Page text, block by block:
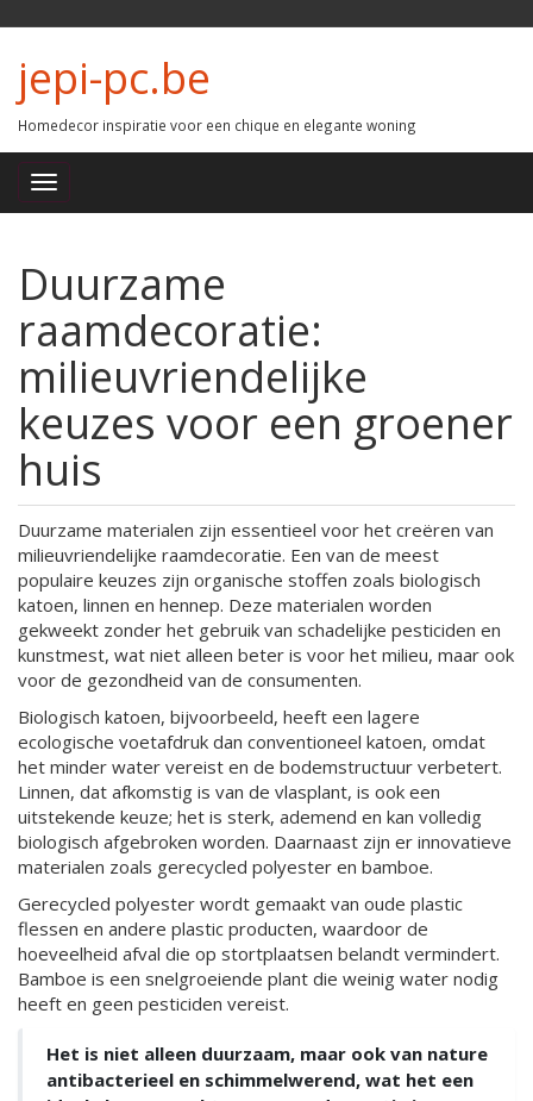
jepi-pc.be
Homedecor inspiratie voor een chique en elegante woning
Duurzame
raamdecoratie:
milieuvriendelijke
keuzes voor een groener
huis
Duurzame materialen zijn essentieel voor het creëren van
milieuvriendelijke raamdecoratie. Een van de meest
populaire keuzes zijn organische stoffen zoals biologisch
katoen, linnen en hennep. Deze materialen worden
gekweekt zonder het gebruik van schadelijke pesticiden en
kunstmest, wat niet alleen beter is voor het milieu, maar ook
voor de gezondheid van de consumenten.
Biologisch katoen, bijvoorbeeld, heeft een lagere
ecologische voetafdruk dan conventioneel katoen, omdat
het minder water vereist en de bodemstructuur verbetert.
Linnen, dat afkomstig is van de vlasplant, is ook een
uitstekende keuze; het is sterk, ademend en kan volledig
biologisch afgebroken worden. Daarnaast zijn er innovatieve
materialen zoals gerecycled polyester en bamboe.
Gerecycled polyester wordt gemaakt van oude plastic
flessen en andere plastic producten, waardoor de
hoeveelheid afval die op stortplaatsen belandt vermindert.
Bamboe is een snelgroeiende plant die weinig water nodig
heeft en geen pesticiden vereist.
Het is niet alleen duurzaam, maar ook van nature
antibacterieel en schimmelwerend, wat het een